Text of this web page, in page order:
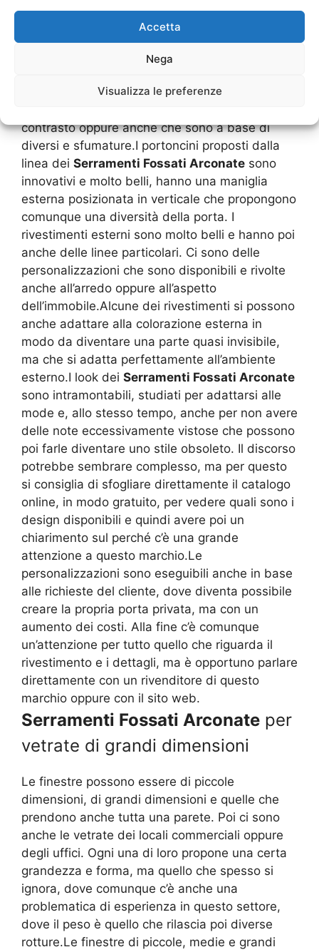
Accetta
Nega
Visualizza le preferenze
troviamo che essi hanno studiato una serie di
artistici sfruttando la diversità dei materiali. I
sono degli inserti dell’alluminio. In base alla
contrasto oppure anche che sono a base di
diversi e sfumature.I portoncini proposti dalla
linea dei Serramenti Fossati Arconate sono
innovativi e molto belli, hanno una maniglia
esterna posizionata in verticale che propongono
comunque una diversità della porta. I
rivestimenti esterni sono molto belli e hanno poi
anche delle linee particolari. Ci sono delle
personalizzazioni che sono disponibili e rivolte
anche all’arredo oppure all’aspetto
dell’immobile.Alcune dei rivestimenti si possono
anche adattare alla colorazione esterna in
modo da diventare una parte quasi invisibile,
ma che si adatta perfettamente all’ambiente
esterno.I look dei Serramenti Fossati Arconate
sono intramontabili, studiati per adattarsi alle
mode e, allo stesso tempo, anche per non avere
delle note eccessivamente vistose che possono
poi farle diventare uno stile obsoleto. Il discorso
potrebbe sembrare complesso, ma per questo
si consiglia di sfogliare direttamente il catalogo
online, in modo gratuito, per vedere quali sono i
design disponibili e quindi avere poi un
chiarimento sul perché c’è una grande
attenzione a questo marchio.Le
personalizzazioni sono eseguibili anche in base
alle richieste del cliente, dove diventa possibile
creare la propria porta privata, ma con un
aumento dei costi. Alla fine c’è comunque
un’attenzione per tutto quello che riguarda il
rivestimento e i dettagli, ma è opportuno parlare
direttamente con un rivenditore di questo
marchio oppure con il sito web.
Serramenti Fossati Arconate per
vetrate di grandi dimensioni
Le finestre possono essere di piccole
dimensioni, di grandi dimensioni e quelle che
prendono anche tutta una parete. Poi ci sono
anche le vetrate dei locali commerciali oppure
degli uffici. Ogni una di loro propone una certa
grandezza e forma, ma quello che spesso si
ignora, dove comunque c’è anche una
problematica di esperienza in questo settore,
dove il peso è quello che rilascia poi diverse
rotture.Le finestre di piccole, medie e grandi